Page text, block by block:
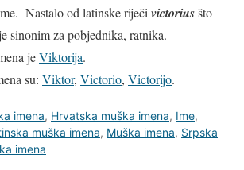
Nastalo od latinske riječi victoriusšto
sinonim za pobjednika, ratnika.
jeViktorija.
su: Viktor, Victorio, Victorijo.
imena, Hrvatska muška imena, Ime,
muška imena, Muška imena, Srpska
imena